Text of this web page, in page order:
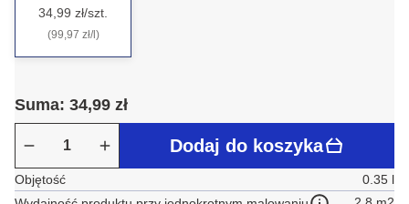
34,99 zł/szt.
(99,97 zł/l)
Suma: 34,99 zł
Dodaj do koszyka
Objętość
0.35 l